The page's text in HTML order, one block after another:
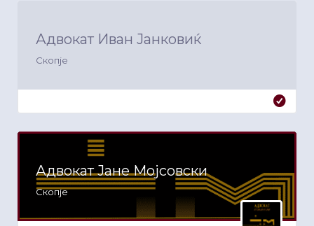
Адвокат Иван Јанковиќ
Скопје
Адвокат Јане Мојсовски
Скопје